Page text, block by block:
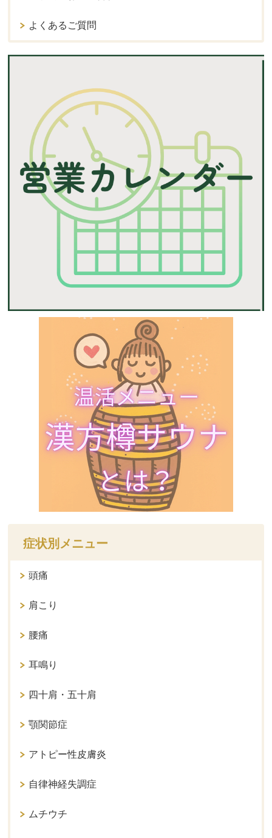
よくあるご質問
症状別メニュー
頭痛
肩こり
腰痛
耳鳴り
四十肩・五十肩
顎関節症
アトピー性皮膚炎
自律神経失調症
ムチウチ